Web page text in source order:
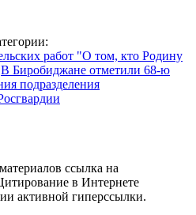
работ "О том, кто Родину
В Биробиджане отметили 68-ю
подразделения
ссылка на
в Интернете
активной гиперссылки.